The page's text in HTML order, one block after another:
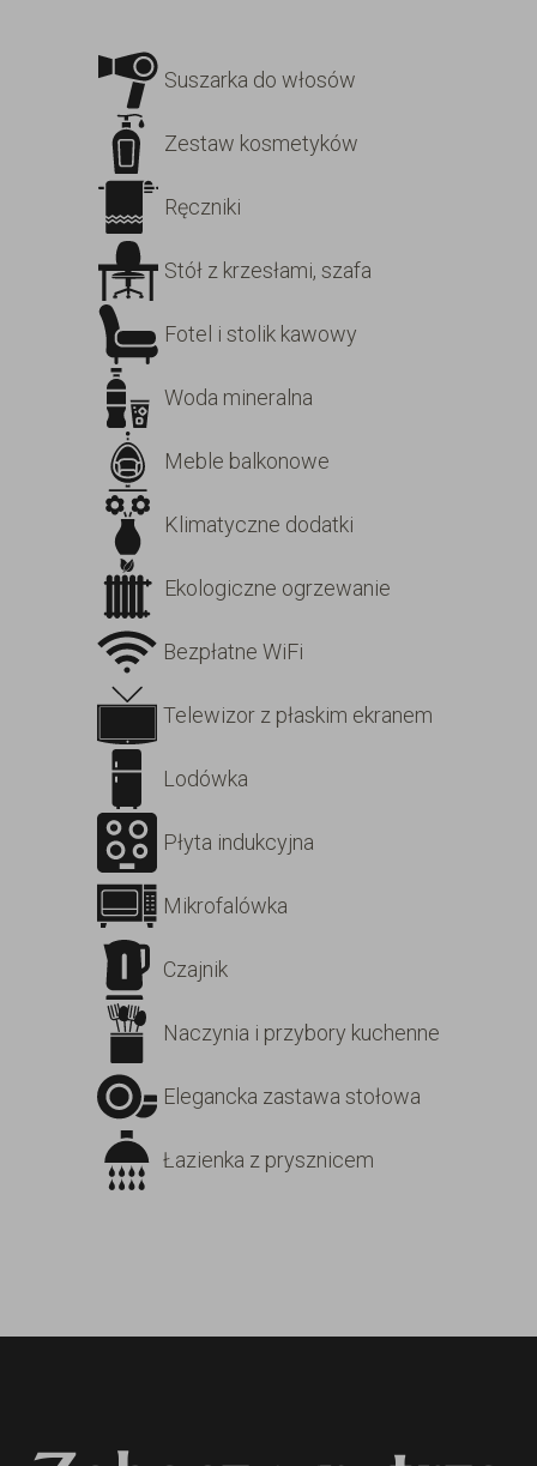
Bezpłatne WiFi
Telewizor z płaskim ekranem
Lodówka
Płyta indukcyjna
Mikrofalówka
Czajnik
Naczynia i przybory kuchenne
Elegancka zastawa stołowa
Łazienka z prysznicem
Suszarka do włosów
Zestaw kosmetyków
Ręczniki
Stół z krzesłami, szafa
Fotel i stolik kawowy
Woda mineralna
Meble balkonowe
Klimatyczne dodatki
Ekologiczne ogrzewanie